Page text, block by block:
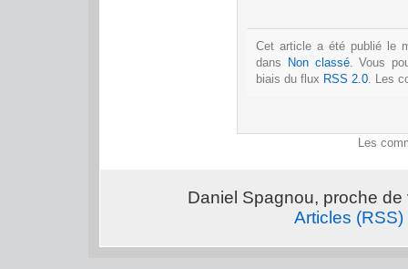
Cet article a été publié le
dans
Non classé. Vous
biais du flux RSS 2.0. Les
Les
Daniel Spagnou, proche
Articles (RSS)